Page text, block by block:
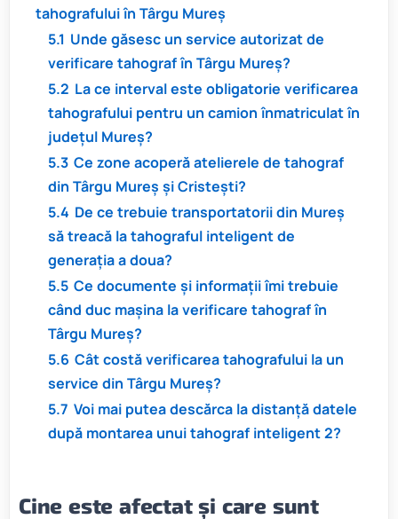
tahografului în Târgu Mureș
5.1 Unde găsesc un service autorizat de
verificare tahograf în Târgu Mureș?
5.2 La ce interval este obligatorie verificarea
tahografului pentru un camion înmatriculat în
județul Mureș?
5.3 Ce zone acoperă atelierele de tahograf
din Târgu Mureș și Cristești?
5.4 De ce trebuie transportatorii din Mureș
să treacă la tahograful inteligent de
generația a doua?
5.5 Ce documente și informații îmi trebuie
când duc mașina la verificare tahograf în
Târgu Mureș?
5.6 Cât costă verificarea tahografului la un
service din Târgu Mureș?
5.7 Voi mai putea descărca la distanță datele
după montarea unui tahograf inteligent 2?
Cine este afectat și care sunt